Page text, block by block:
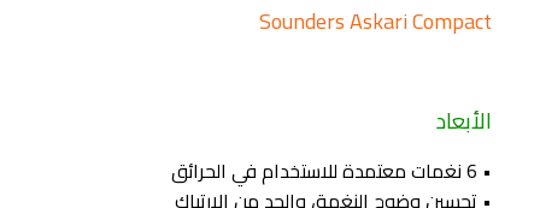
Sounders Askari Compact
الأبعاد
• 6 نغمات معتمدة للاستخدام في الحرائق